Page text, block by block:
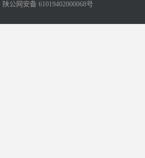
陕公网安备 61019402000068号